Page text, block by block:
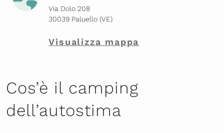
Via Dolo 208
30039 Paluello (VE)
Visualizza mappa
Cos’è il camping
dell’autostima